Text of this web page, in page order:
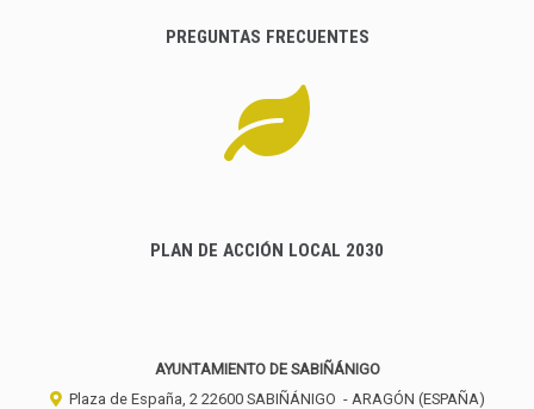
PREGUNTAS FRECUENTES
PLAN DE ACCIÓN LOCAL 2030
AYUNTAMIENTO DE SABIÑÁNIGO
Plaza de España, 2 22600 SABIÑÁNIGO - ARAGÓN (ESPAÑA)